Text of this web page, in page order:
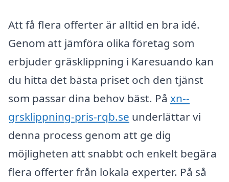
Att få flera offerter är alltid en bra idé.
Genom att jämföra olika företag som
erbjuder gräsklippning i Karesuando kan
du hitta det bästa priset och den tjänst
som passar dina behov bäst. På xn--
grsklippning-pris-rqb.se underlättar vi
denna process genom att ge dig
möjligheten att snabbt och enkelt begära
flera offerter från lokala experter. På så